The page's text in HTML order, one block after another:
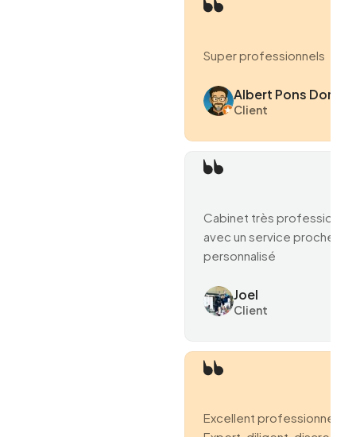
Super professionnels
Albert Pons
Client
Cabinet très professionnel
avec un service proche et
personnalisé
Joel
Client
Excellent professionnel.